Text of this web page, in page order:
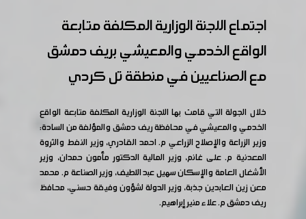
اجتماع اللجنة الوزارية المكلفة متابعة
الواقع الخدمي والمعيشي بريف دمشق
مع الصناعيين في منطقة تل كردي
خلال الجولة التي قامت بها اللجنة الوزارية المكلفة متابعة الواقع
الخدمي والمعيشي في محافظة ريف دمشق والمؤلفة من السادة:
وزير الزراعة والإصلاح الزراعي م. احمد القادري، وزير النفط والثروة
المعدنية م. على غانم، وزير المالية الدكتور مأمون حمدان، وزير
الأشغال العامة والإسكان سهيل عبد اللطيف، وزير الصناعة م. محمد
معن زين العابدين جذبة، وزير الدولة لشؤون وفيقة حسني، محافظ
ريف دمشق م. علاء منير إبراهيم.